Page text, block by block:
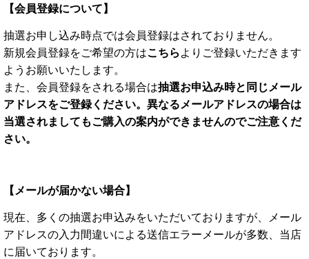
【会員登録について】
抽選お申し込み時点では会員登録はされておりません。
新規会員登録をご希望の方はこちら よりご登録いただきます
ようお願いいたします。
また、会員登録をされる場合は抽選お申込み時と同じメール
アドレスをご登録ください。異なるメールアドレスの場合は
当選されましてもご購入の案内ができませんのでご注意くだ
さい。
【メールが届かない場合】
現在、多くの抽選お申込みをいただいておりますが、メール
アドレスの入力間違いによる送信エラーメールが多数、当店
に届いております。